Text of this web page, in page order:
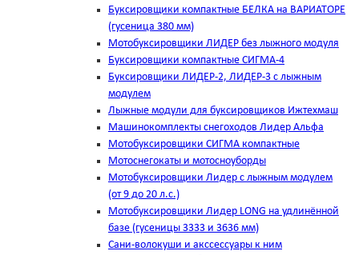
Буксировщики компактные БЕЛКА на ВАРИАТОРЕ
(гусеница 380 мм)
Мотобуксировщики ЛИДЕР без лыжного модуля
Буксировщики компактные СИГМА-4
Буксировщики ЛИДЕР-2, ЛИДЕР-3 c лыжным
модулем
Лыжные модули для буксировщиков Ижтехмаш
Машинокомплекты снегоходов Лидер Альфа
Мотобуксировщики СИГМА компактные
Мотоснегокаты и мотосноуборды
Мотобуксировщики Лидер с лыжным модулем
(от 9 до 20 л.с.)
Мотобуксировщики Лидер LONG на удлинённой
базе (гусеницы 3333 и 3636 мм)
Сани-волокуши и акссессуары к ним